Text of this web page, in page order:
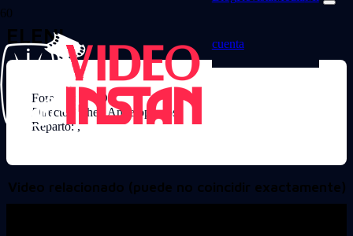
cuenta
ELENI
Formato: DVD
Director: Theo Angelopoulos
Reparto: ,
Video relacionado (puede no coincidir exactamente)